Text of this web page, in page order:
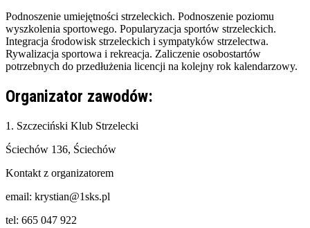
Podnoszenie umiejętności strzeleckich. Podnoszenie poziomu
wyszkolenia sportowego. Popularyzacja sportów strzeleckich.
Integracja środowisk strzeleckich i sympatyków strzelectwa.
Rywalizacja sportowa i rekreacja. Zaliczenie osobostartów
potrzebnych do przedłużenia licencji na kolejny rok kalendarzowy.
Organizator zawodów:
1. Szczeciński Klub Strzelecki
Ściechów 136, Ściechów
Kontakt z organizatorem
email: krystian@1sks.pl
tel: 665 047 922